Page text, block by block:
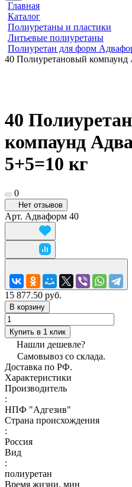
Главная
Каталог
Полиуретаны и пластики
Литьевые полиуретаны
Полиуретан для форм
40 Полиуретановый
40
компаунд
5+5=10 кг
0
Нет отзывов
Арт. Адваформ 40
15 877.50 руб.
В корзину
Купить в 1 клик
Нашли дешевле?
Самовывоз со склада.
Доставка по РФ.
Характеристики
Производитель
:
НПФ "Адгезив"
Страна происхождения
:
Россия
Вид
:
полиуретан
Время жизни, мин